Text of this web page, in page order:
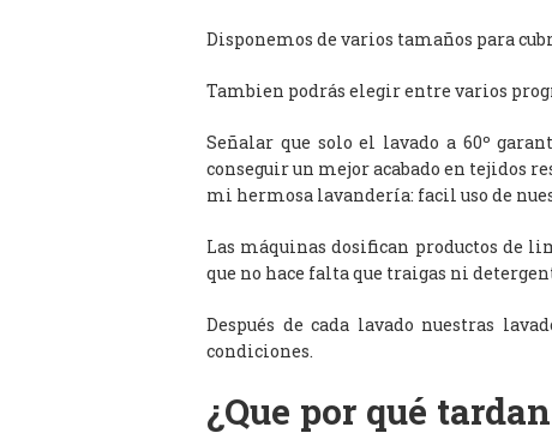
Disponemos de varios tamaños para
Tambien podrás elegir entre varios
Señalar que solo el lavado a 60º
conseguir un mejor acabado en tejidos
mi hermosa lavandería: facil uso de
Las máquinas dosifican productos de
que no hace falta que traigas ni
Después de cada lavado nuestras
condiciones.
¿Que por qué